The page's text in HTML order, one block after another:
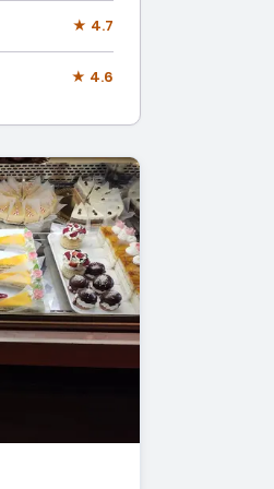
★ 4.7
★ 4.6